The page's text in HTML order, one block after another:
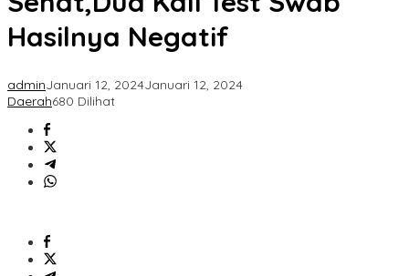
Hasilnya Negatif
adminJanuari 12, 2024Januari 12, 2024
Daerah680 Dilihat